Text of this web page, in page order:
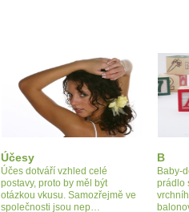
Účesy
Účes dotváří vzhled celé
postavy, proto by měl být
otázkou vkusu. Samozřejmě ve
společnosti jsou nep…
B
Baby-
prádlo